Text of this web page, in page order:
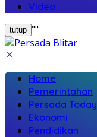
Video
tutup ""
Home
Pemerintahan
Persada Today
Ekonomi
Pendidikan